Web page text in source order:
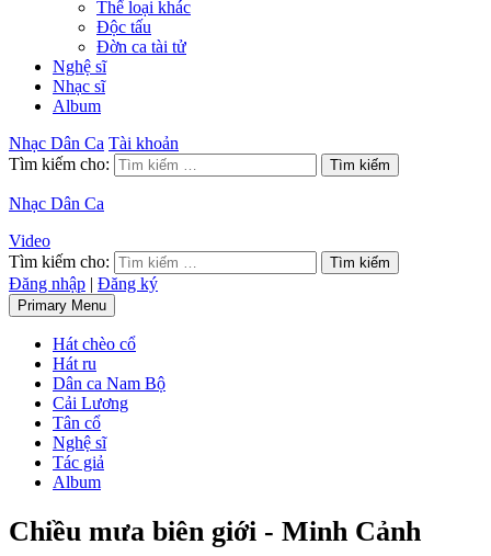
Thể loại khác
Độc tấu
Đờn ca tài tử
Nghệ sĩ
Nhạc sĩ
Album
Nhạc Dân Ca Tài khoản
Tìm kiếm cho:
Nhạc Dân Ca
Video
Tìm kiếm cho:
Đăng nhập | Đăng ký
Primary Menu
Hát chèo cổ
Hát ru
Dân ca Nam Bộ
Cải Lương
Tân cổ
Nghệ sĩ
Tác giả
Album
Chiều mưa biên giới - Minh Cảnh